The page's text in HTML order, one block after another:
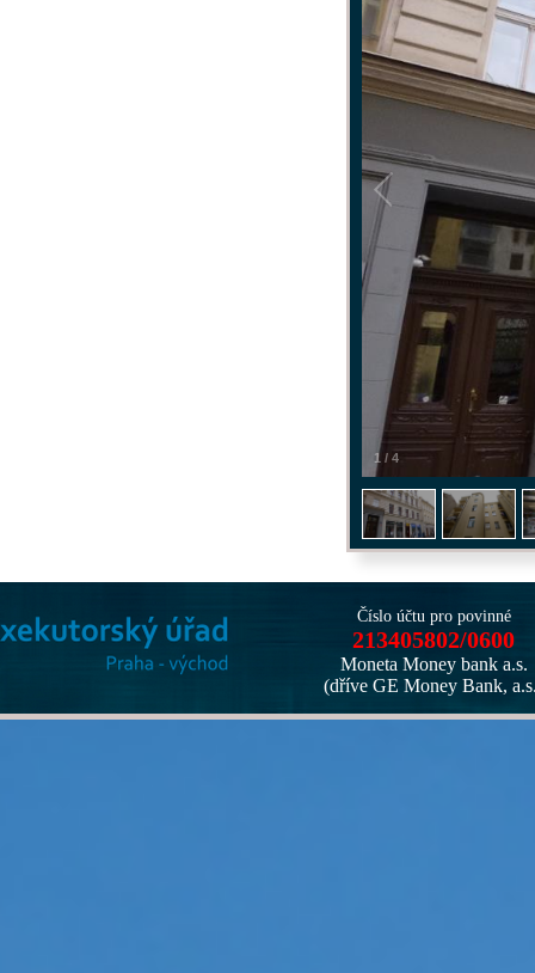
1 / 4
Číslo účtu pro povinné
213405802/0600
Moneta Money bank a.s.
(dříve GE Money Bank,